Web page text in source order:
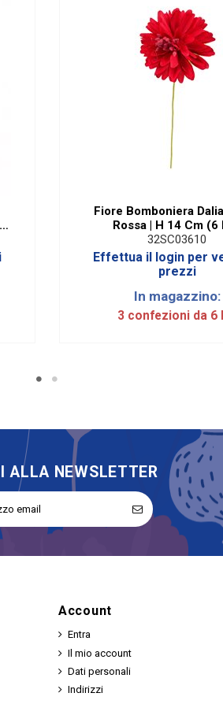
Fiore Bomboniera
Rossa | H 14 Cm (6
32SC03610
Effettua il login per
prezzi
In magazzino:
3 confezioni da 6
ALLA NEWSLETTER
Account
Entra
Il mio account
Dati personali
Indirizzi